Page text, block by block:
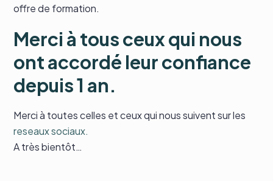
offre de formation.
Merci à tous ceux qui nous
ont accordé leurconfiance
depuis 1 an.
Merci à toutes celles et ceux qui nous suivent sur les
reseaux sociaux.
A très bientôt…